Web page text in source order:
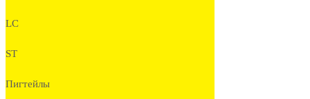
LC
ST
Пигтейлы